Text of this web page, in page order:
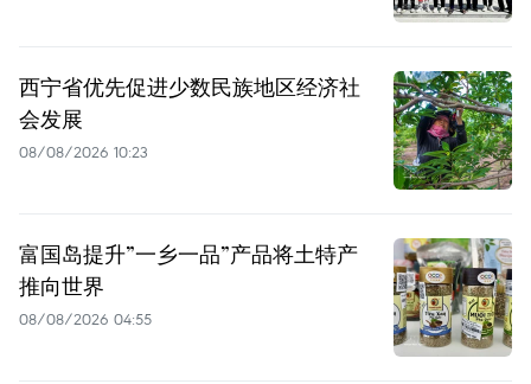
西宁省优先促进少数民族地区经济社
会发展
08/08/2026 10:23
富国岛提升”一乡一品”产品将土特产
推向世界
08/08/2026 04:55